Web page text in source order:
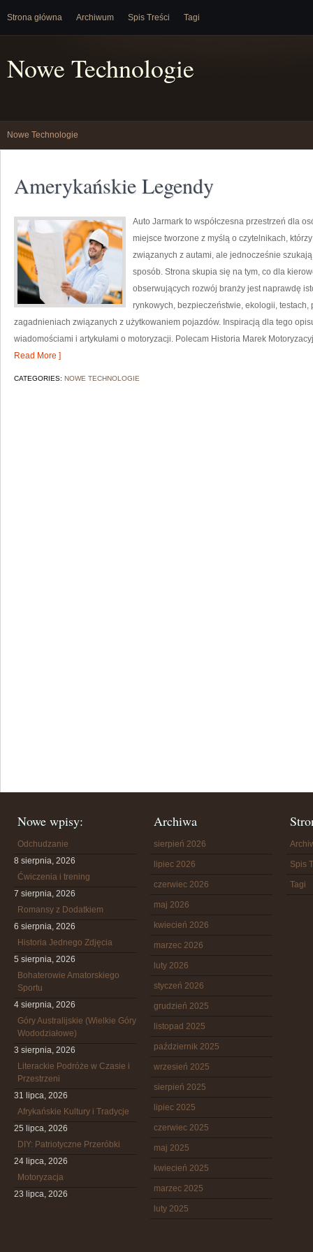
Strona główna Archiwum Spis Treści Tagi
Nowe Technologie
Nowe Technologie
Amerykańskie Legendy
Auto Jarmark to współczesna przestrzeń dla
miejsce tworzone z myślą o czytelnikach,
związanych z autami, ale jednocześnie
sposób. Strona skupia się na tym, co dla
obserwujących rozwój branży jest naprawdę
rynkowych, bezpieczeństwie, ekologii,
zagadnieniach związanych z użytkowaniem pojazdów. Inspiracją dla tego
wiadomościami i artykułami o motoryzacji. Polecam Historia Marek
Read More ]
CATEGORIES: NOWE TECHNOLOGIE
Nowe wpisy:
Odchudzanie
8 sierpnia, 2026
Ćwiczenia i trening
7 sierpnia, 2026
Romansy z Dodatkiem
6 sierpnia, 2026
Historia Jednego Zdjęcia
5 sierpnia, 2026
Bohaterowie Amatorskiego
Sportu
4 sierpnia, 2026
Góry Australijskie (Wielkie Góry
Wododziałowe)
3 sierpnia, 2026
Literackie Podróże w Czasie i
Przestrzeni
31 lipca, 2026
Afrykańskie Kultury i Tradycje
25 lipca, 2026
DIY: Patriotyczne Przeróbki
24 lipca, 2026
Motoryzacja
23 lipca, 2026
Archiwa
sierpień 2026
lipiec 2026
czerwiec 2026
maj 2026
kwiecień 2026
marzec 2026
luty 2026
styczeń 2026
grudzień 2025
listopad 2025
październik 2025
wrzesień 2025
sierpień 2025
lipiec 2025
czerwiec 2025
maj 2025
kwiecień 2025
marzec 2025
luty 2025
Spis
Tagi